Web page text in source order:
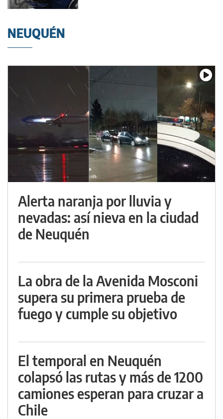
NEUQUÉN
Alerta naranja por lluvia y
nevadas: así nieva en la ciudad
de Neuquén
La obra de la Avenida Mosconi
supera su primera prueba de
fuego y cumple su objetivo
El temporal en Neuquén
colapsó las rutas y más de 1200
camiones esperan para cruzar a
Chile